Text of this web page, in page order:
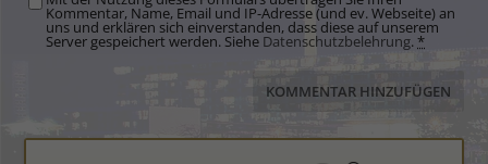
Kommentar, Name, Email und IP-Adresse (und ev. Webseite) an
uns und erklären sich einverstanden, dass diese auf unserem
Server gespeichert werden. Siehe Datenschutzbelehrung.*